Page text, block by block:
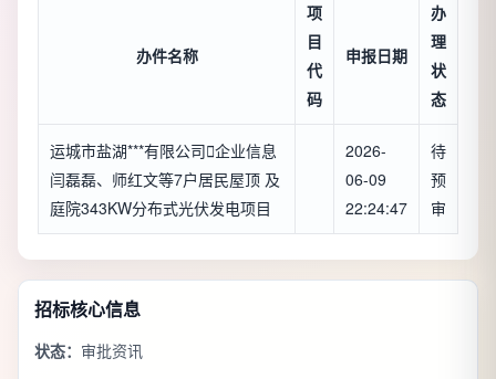
办件名称
项
目
代
码
申报日期
办
理
状
态
运城市盐湖***有限公司企业信息
闫磊磊、师红文等7户居民屋顶 及
庭院343KW分布式光伏发电项目
2026-
06-09
22:24:47
待
预
审
招标核心信息
状态： 审批资讯